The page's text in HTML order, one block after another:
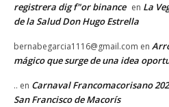
registrera dig f"or binance en La
de la Salud Don Hugo Estrella
bernabegarcia1116@gmail.com en
mágico que surge de una idea
.. en Carnaval Francomacorisano
San Francisco de Macorís